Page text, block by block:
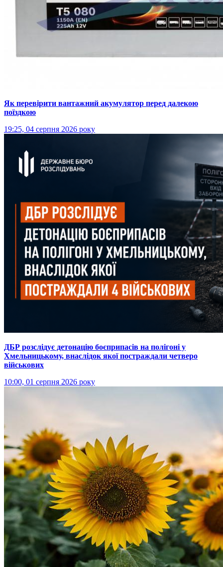
Як перевірити вантажний акумулятор перед далекою
поїздкою
19:25, 04 серпня 2026 року
ДБР розслідує детонацію боєприпасів на полігоні у
Хмельницькому, внаслідок якої постраждали четверо
військових
10:00, 01 серпня 2026 року